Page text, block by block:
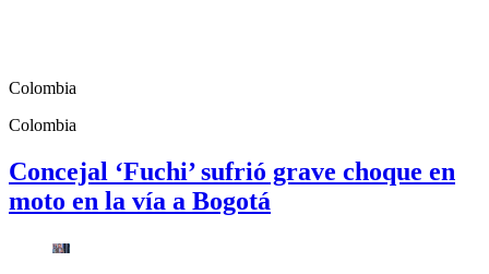
Colombia
Colombia
Concejal ‘Fuchi’ sufrió grave choque en
moto en la vía a Bogotá